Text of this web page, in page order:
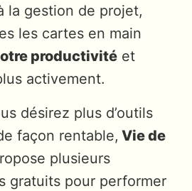
la gestion de projet,
les cartes en main
productivité et
activement.
désirez plus d’outils
façon rentable, Vie de
plusieurs
gratuits pour performer